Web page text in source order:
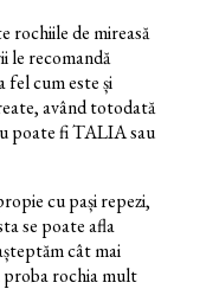
rochiile de mireasă
le recomandă
fel cum este și
având totodată
poate fi TALIA sau
cu pași repezi,
se poate afla
cât mai
rochia mult